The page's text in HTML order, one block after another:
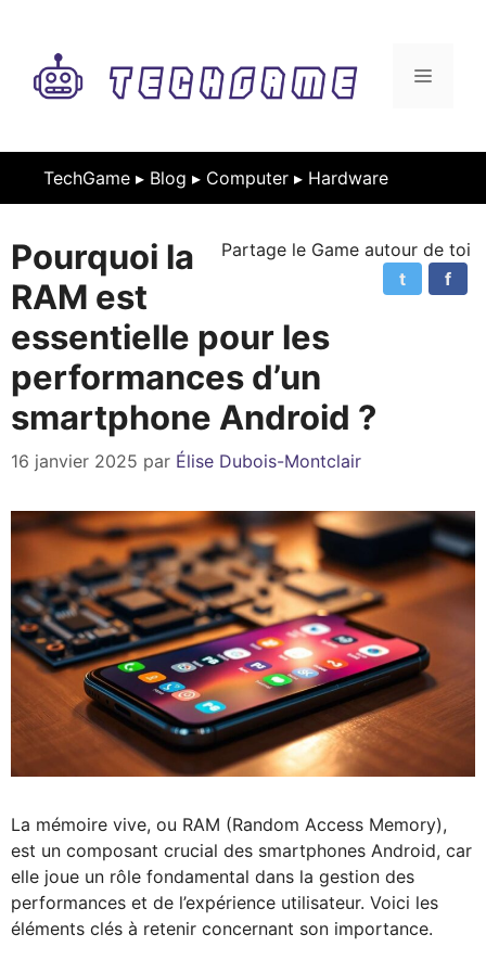
contenu
MENU
TechGame ▸ Blog ▸ Computer ▸ Hardware
Partage le Game autour de toi
f
t
Pourquoi la
RAM est
essentielle pour les
performances d’un
smartphone Android ?
16 janvier 2025 par Élise Dubois-Montclair
La mémoire vive, ou RAM (Random Access Memory),
est un composant crucial des smartphones Android, car
elle joue un rôle fondamental dans la gestion des
performances et de l’expérience utilisateur. Voici les
éléments clés à retenir concernant son importance.